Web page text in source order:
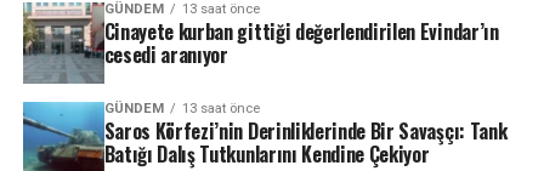
GÜNDEM 13 saat önce
Cinayete kurban gittiği değerlendirilen Evindar’ın
cesedi aranıyor
GÜNDEM 13 saat önce
Saros Körfezi’nin Derinliklerinde Bir Savaşçı: Tank
Batığı Dalış Tutkunlarını Kendine Çekiyor